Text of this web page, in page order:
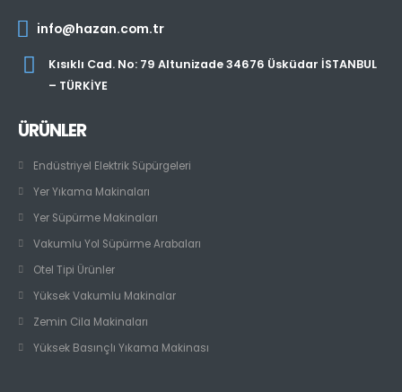
info@hazan.com.tr
Kısıklı Cad. No: 79 Altunizade 34676 Üsküdar İSTANBUL
– TÜRKİYE
ÜRÜNLER
Endüstriyel Elektrik Süpürgeleri
Yer Yıkama Makinaları
Yer Süpürme Makinaları
Vakumlu Yol Süpürme Arabaları
Otel Tipi Ürünler
Yüksek Vakumlu Makinalar
Zemin Cila Makinaları
Yüksek Basınçlı Yıkama Makinası